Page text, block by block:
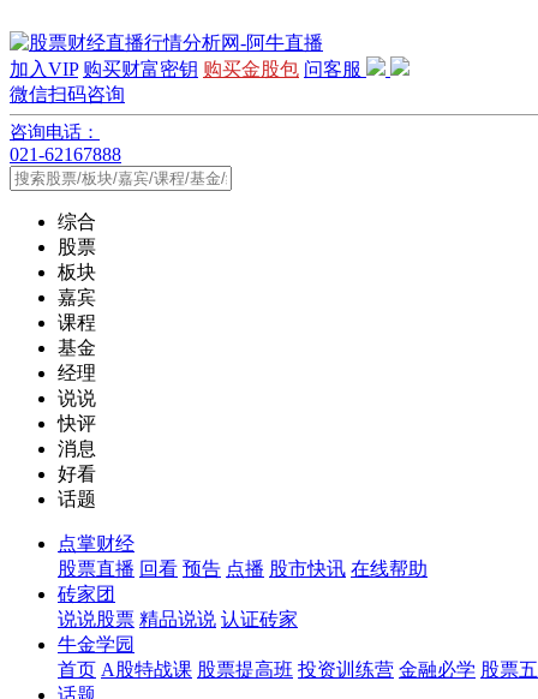
加入VIP 购买财富密钥 购买金股包 问客服
微信扫码咨询
咨询电话：
021-62167888
综合
股票
板块
嘉宾
课程
基金
经理
说说
快评
消息
好看
话题
点掌财经
股票直播 回看 预告 点播 股市快讯 在线帮助
砖家团
说说股票 精品说说 认证砖家
牛金学园
首页 A股特战课 股票提高班 投资训练营 金融必学 股票
话题